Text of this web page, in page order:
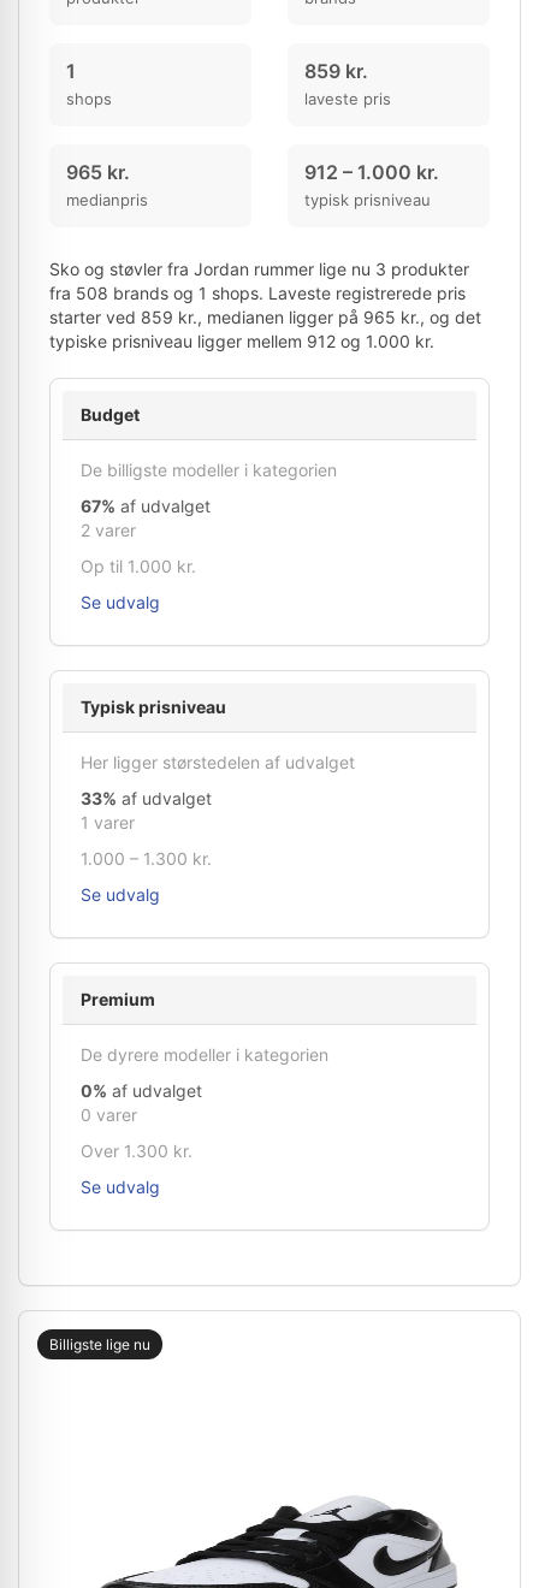
1
shops
859 kr.
laveste pris
965 kr.
medianpris
912 – 1.000 kr.
typisk prisniveau
Sko og støvler fra Jordan rummer lige nu 3 produkter
fra 508 brands og 1 shops. Laveste registrerede pris
starter ved 859 kr., medianen ligger på 965 kr., og det
typiske prisniveau ligger mellem 912 og 1.000 kr.
Budget
De billigste modeller i kategorien
67% af udvalget
2 varer
Op til 1.000 kr.
Se udvalg
Typisk prisniveau
Her ligger størstedelen af udvalget
33% af udvalget
1 varer
1.000 – 1.300 kr.
Se udvalg
Premium
De dyrere modeller i kategorien
0% af udvalget
0 varer
Over 1.300 kr.
Se udvalg
Billigste lige nu